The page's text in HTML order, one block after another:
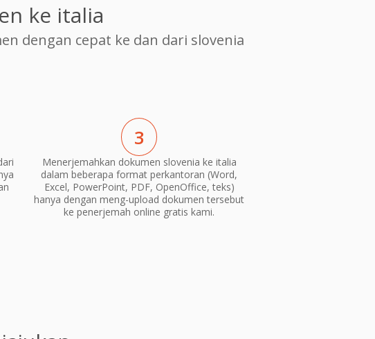
ke italia
dengan cepat ke dan dari slovenia
3
Menerjemahkan dokumen slovenia ke italia
dalam beberapa format perkantoran (Word,
Excel, PowerPoint, PDF, OpenOffice, teks)
hanya dengan meng-upload dokumen tersebut
ke penerjemah online gratis kami.